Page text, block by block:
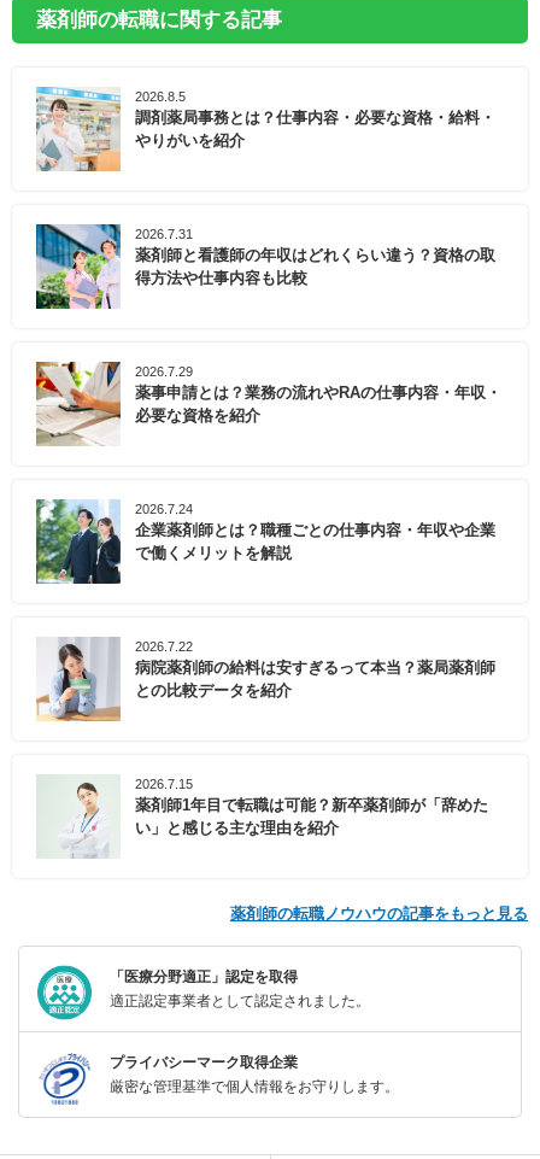
薬剤師の転職に関する記事
2026.8.5
調剤薬局事務とは？仕事内容・必要な資格・給料・
やりがいを紹介
2026.7.31
薬剤師と看護師の年収はどれくらい違う？資格の取
得方法や仕事内容も比較
2026.7.29
薬事申請とは？業務の流れやRAの仕事内容・年収・
必要な資格を紹介
2026.7.24
企業薬剤師とは？職種ごとの仕事内容・年収や企業
で働くメリットを解説
2026.7.22
病院薬剤師の給料は安すぎるって本当？薬局薬剤師
との比較データを紹介
2026.7.15
薬剤師1年目で転職は可能？新卒薬剤師が「辞めた
い」と感じる主な理由を紹介
薬剤師の転職ノウハウの記事をもっと見る
「医療分野適正」認定を取得
適正認定事業者として認定されました。
プライバシーマーク取得企業
厳密な管理基準で個人情報をお守りします。